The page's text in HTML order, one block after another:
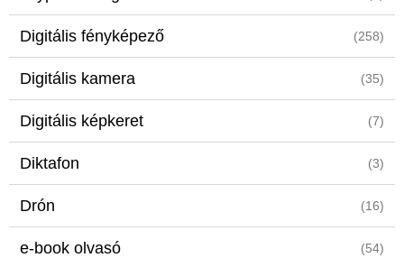
Digitális fényképező (258)
Digitális kamera (35)
Digitális képkeret (7)
Diktafon (3)
Drón (16)
e-book olvasó (54)